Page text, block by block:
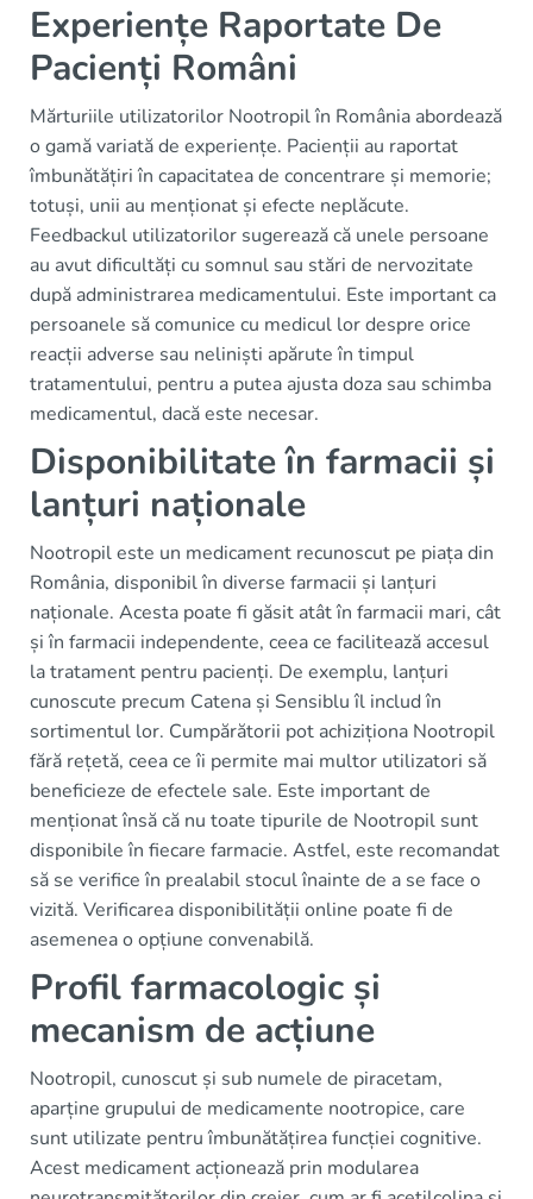
Experiențe Raportate De
Pacienți Români
Mărturiile utilizatorilor Nootropil în România abordează
o gamă variată de experiențe. Pacienții au raportat
îmbunătățiri în capacitatea de concentrare și memorie;
totuși, unii au menționat și efecte neplăcute.
Feedbackul utilizatorilor sugerează că unele persoane
au avut dificultăți cu somnul sau stări de nervozitate
după administrarea medicamentului. Este important ca
persoanele să comunice cu medicul lor despre orice
reacții adverse sau neliniști apărute în timpul
tratamentului, pentru a putea ajusta doza sau schimba
medicamentul, dacă este necesar.
Disponibilitate în farmacii și
lanțuri naționale
Nootropil este un medicament recunoscut pe piața din
România, disponibil în diverse farmacii și lanțuri
naționale. Acesta poate fi găsit atât în farmacii mari, cât
și în farmacii independente, ceea ce facilitează accesul
la tratament pentru pacienți. De exemplu, lanțuri
cunoscute precum Catena și Sensiblu îl includ în
sortimentul lor. Cumpărătorii pot achiziționa Nootropil
fără rețetă, ceea ce îi permite mai multor utilizatori să
beneficieze de efectele sale. Este important de
menționat însă că nu toate tipurile de Nootropil sunt
disponibile în fiecare farmacie. Astfel, este recomandat
să se verifice în prealabil stocul înainte de a se face o
vizită. Verificarea disponibilității online poate fi de
asemenea o opțiune convenabilă.
Profil farmacologic și
mecanism de acțiune
Nootropil, cunoscut și sub numele de piracetam,
aparține grupului de medicamente nootropice, care
sunt utilizate pentru îmbunătățirea funcției cognitive.
Acest medicament acționează prin modularea